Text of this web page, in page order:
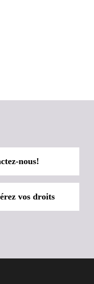
nous!
vos droits